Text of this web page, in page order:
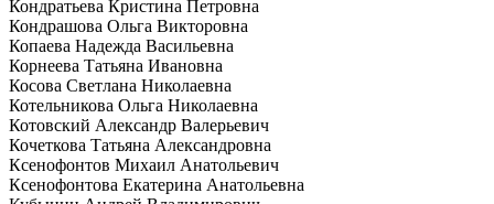
Кондратьева Кристина Петровна
Кондрашова Ольга Викторовна
Копаева Надежда Васильевна
Корнеева Татьяна Ивановна
Косова Светлана Николаевна
Котельникова Ольга Николаевна
Котовский Александр Валерьевич
Кочеткова Татьяна Александровна
Ксенофонтов Михаил Анатольевич
Ксенофонтова Екатерина Анатольевна